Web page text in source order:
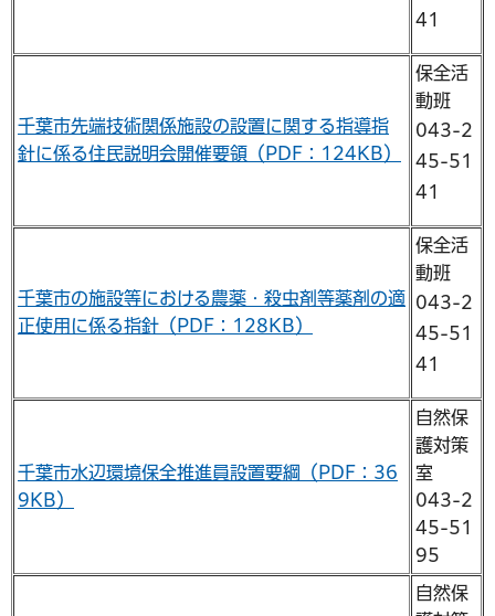
41
千葉市先端技術関係施設の設置に関する指導指
針に係る住民説明会開催要領（PDF：124KB）
保全活
動班
043-2
45-51
41
千葉市の施設等における農薬・殺虫剤等薬剤の適
正使用に係る指針（PDF：128KB）
保全活
動班
043-2
45-51
41
千葉市水辺環境保全推進員設置要綱（PDF：36
9KB）
自然保
護対策
室
043-2
45-51
95
自然保